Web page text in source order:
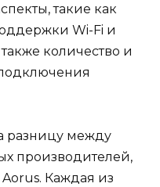
такие как
Wi-Fi и
количество и
разницу между
производителей,
Aorus. Каждая из